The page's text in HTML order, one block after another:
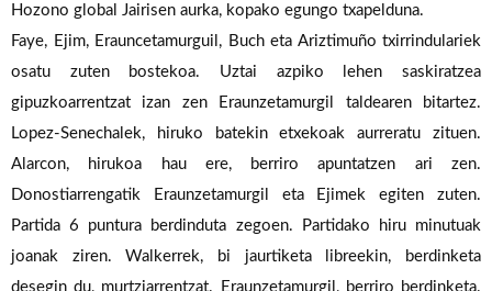
Hozono global Jairisen aurka, kopako egungo txapelduna.
Faye, Ejim, Erauncetamurguil, Buch eta Ariztimuño txirrindulariek
osatu
zuten bostekoa. Uztai azpiko lehen
saskiratzea
gipuzkoarrentzat
izan zen Eraunzetamurgil taldearen
bitartez.
Lopez-Senechalek,
hiruko batekin etxekoak aurreratu
zituen.
Alarcon,
hirukoa hau ere, berriro apuntatzen ari
zen.
Donostiarrengatik
Eraunzetamurgil eta Ejimek egiten
zuten.
Partida 6 puntura berdinduta zegoen. Partidako hiru
minutuak
joanak
ziren. Walkerrek, bi jaurtiketa libreekin,
berdinketa
desegin du, murtziarrentzat. Eraunzetamurgil, berriro berdinketa.